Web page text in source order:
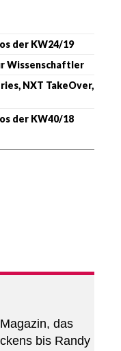
der KW24/19
Wissenschaftler
NXT TakeOver,
der KW40/18
das
bis Randy